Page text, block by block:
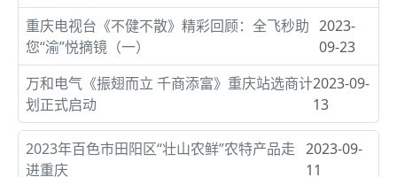
重庆电视台《不健不散》精彩回顾：全飞秒助
您“渝”悦摘镜（一）
2023-
09-23
万和电气《振翅而立 千商添富》重庆站选商计
划正式启动
2023-09-
13
2023年百色市田阳区“壮山农鲜”农特产品走
进重庆
2023-09-
11